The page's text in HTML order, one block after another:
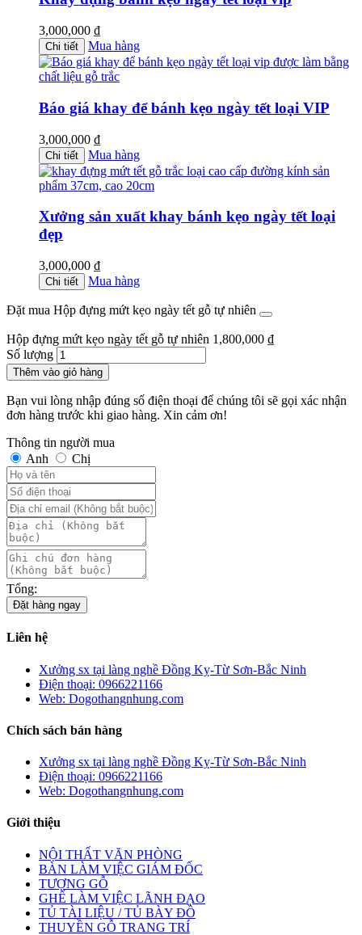
3,000,000 ₫
Chi tiết Mua hàng
Báo giá khay để bánh kẹo ngày tết loại VIP
3,000,000 ₫
Chi tiết Mua hàng
Xưởng sản xuất khay bánh kẹo ngày tết loại
đẹp
3,000,000 ₫
Chi tiết Mua hàng
Đặt mua Hộp đựng mứt kẹo ngày tết gỗ tự nhiên
Hộp đựng mứt kẹo ngày tết gỗ tự nhiên 1,800,000 ₫
Số lượng
Thêm vào giỏ hàng
Bạn vui lòng nhập đúng số điện thoại để chúng tôi sẽ gọi xác nhận
đơn hàng trước khi giao hàng. Xin cảm ơn!
Thông tin người mua
Anh
Chị
Tổng:
Đặt hàng ngay
Liên hệ
Xưởng sx tại làng nghề Đồng Kỵ-Từ Sơn-Bắc Ninh
Điện thoại: 0966221166
Web: Dogothangnhung.com
Chích sách bán hàng
Xưởng sx tại làng nghề Đồng Kỵ-Từ Sơn-Bắc Ninh
Điện thoại: 0966221166
Web: Dogothangnhung.com
Giới thiệu
NỘI THẤT VĂN PHÒNG
BÀN LÀM VIỆC GIÁM ĐỐC
TƯỢNG GỖ
GHẾ LÀM VIỆC LÃNH ĐẠO
TỦ TÀI LIỆU / TỦ BÀY ĐỒ
THUYỀN GỖ TRANG TRÍ